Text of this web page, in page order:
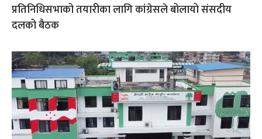
प्रतिनिधिसभाको तयारीका लागि कांग्रेसले बोलायो संसदीय
दलको बैठक